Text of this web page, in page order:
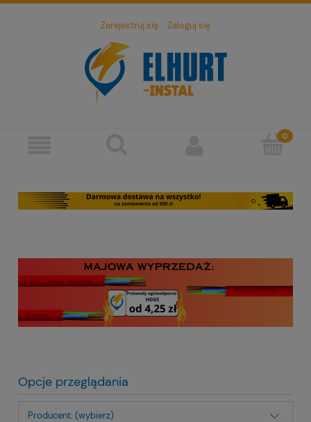
Zarejestruj się Zaloguj się
Opcje przeglądania
Producent: (wybierz)